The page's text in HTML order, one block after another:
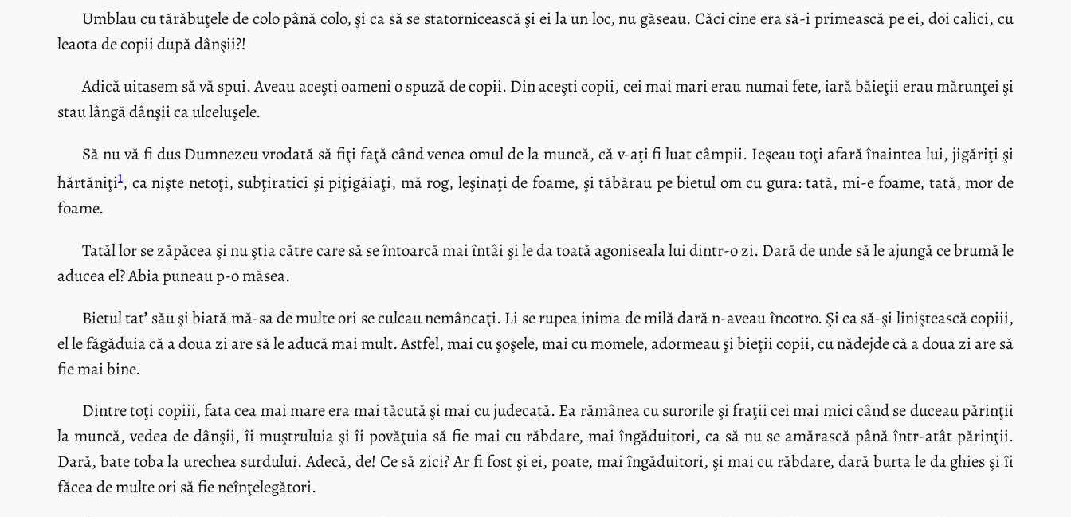
Umblau cu tărăbuţele de colo până colo, şi ca să se statornicească şi ei la un loc, nu găseau. Căci cine era să-i primească pe ei, doi calici, cu
leaota de copii după dânşii?!
Adică uitasem să vă spui. Aveau aceşti oameni o spuză de copii. Din aceşti copii, cei mai mari erau numai fete, iară băieţii erau mărunţei şi
stau lângă dânşii ca ulceluşele.
Să nu vă fi dus Dumnezeu vrodată să fiţi faţă când venea omul de la muncă, că v-aţi fi luat câmpii. Ieşeau toţi afară înaintea lui, jigăriţi şi
hărtăniţi1, ca nişte netoţi, subţiratici şi piţigăiaţi, mă rog, leşinaţi de foame, şi tăbărau pe bietul om cu gura: tată, mi-e foame, tată, mor de
foame.
Tatăl lor se zăpăcea şi nu ştia către care să se întoarcă mai întâi şi le da toată agoniseala lui dintr-o zi. Dară de unde să le ajungă ce brumă le
aducea el? Abia puneau p-o măsea.
Bietul tat’ său şi biată mă-sa de multe ori se culcau nemâncaţi. Li se rupea inima de milă dară n-aveau încotro. Şi ca să-şi liniştească copiii,
el le făgăduia că a doua zi are să le aducă mai mult. Astfel, mai cu şoşele, mai cu momele, adormeau şi bieţii copii, cu nădejde că a doua zi are să
fie mai bine.
Dintre toţi copiii, fata cea mai mare era mai tăcută şi mai cu judecată. Ea rămânea cu surorile şi fraţii cei mai mici când se duceau părinţii
la muncă, vedea de dânşii, îi muştruluia şi îi povăţuia să fie mai cu răbdare, mai îngăduitori, ca să nu se amărască până într-atât părinţii.
Dară, bate toba la urechea surdului. Adecă, de! Ce să zici? Ar fi fost şi ei, poate, mai îngăduitori, şi mai cu răbdare, dară burta le da ghies şi îi
făcea de multe ori să fie neînţelegători.